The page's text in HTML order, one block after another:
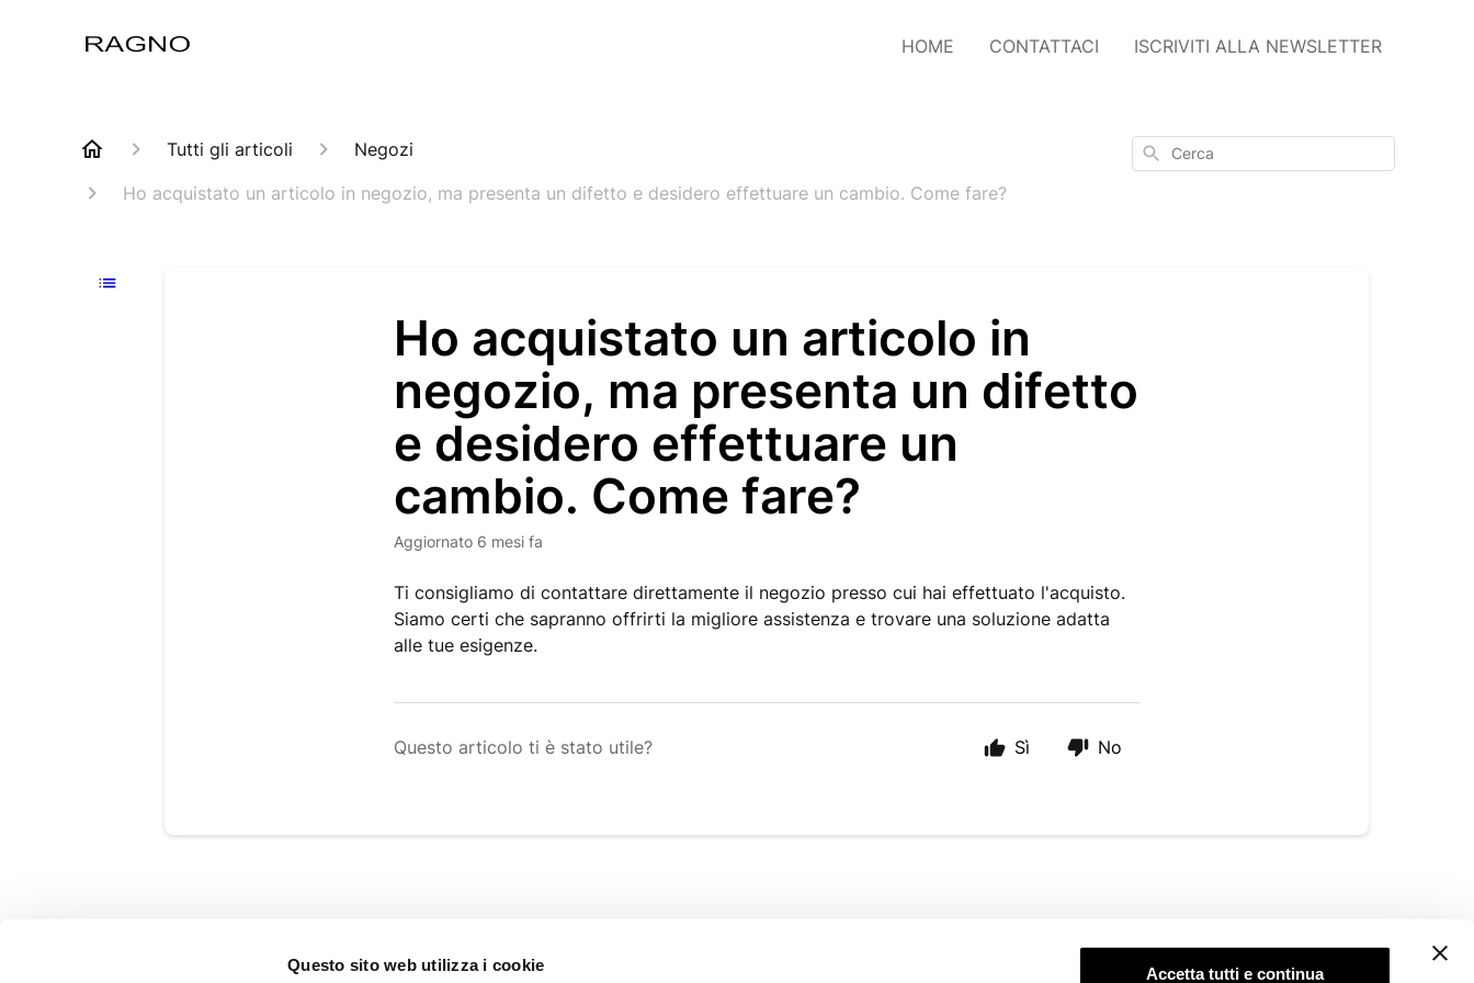
Questo sito web utilizza i cookie Accetta tutti e continua
HOME CONTATTACI ISCRIVITI ALLA NEWSLETTER
Tutti gli articoli
Negozi
Ho acquistato un articolo in negozio, ma presenta un difetto e desidero effettuare un cambio. Come fare?
Cerca
Ho acquistato un articolo in
negozio, ma presenta un difetto
e desidero effettuare un
cambio. Come fare?
Aggiornato 6 mesi fa
Ti consigliamo di contattare direttamente il negozio presso cui hai effettuato l'acquisto.
Siamo certi che sapranno offrirti la migliore assistenza e trovare una soluzione adatta
alle tue esigenze.
Questo articolo ti è stato utile? Sì No
AREA LEGALE